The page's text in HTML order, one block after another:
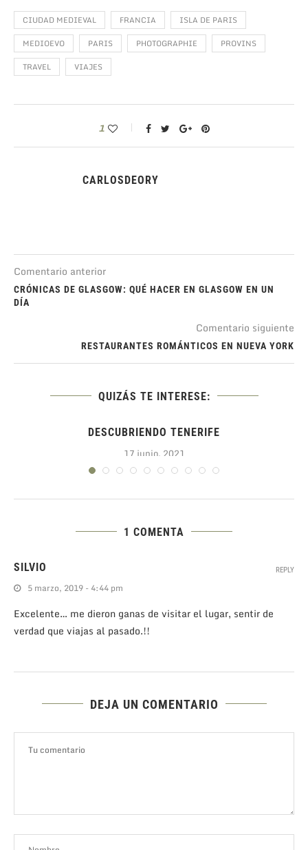
CIUDAD MEDIEVAL FRANCIA
ISLA DE PARIS
MEDIOEVO
PARIS PHOTOGRAPHIE
PROVINS
TRAVEL
VIAJES
1
CARLOSDEORY
Comentario anterior
CRÓNICAS DE GLASGOW: QUÉ HACER EN GLASGOW EN UN
DÍA
Comentario siguiente
RESTAURANTES ROMÁNTICOS EN NUEVA YORK
QUIZÁS TE INTERESE:
DESCUBRIENDO TENERIFE
17 junio, 2021
1 COMENTA
SILVIO
5 marzo, 2019 - 4:44 pm
Excelente… me dieron ganas de visitar el lugar, sentir de
verdad que viajas al pasado.!!
REPLY
DEJA UN COMENTARIO